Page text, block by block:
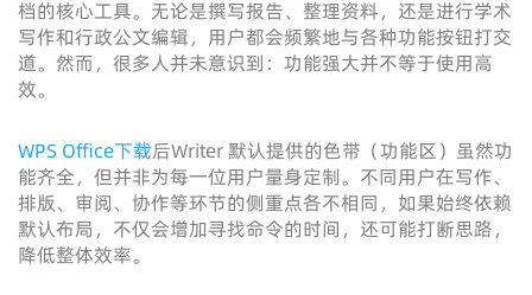
档的核心工具。无论是撰写报告、整理资料，还是进行学术
写作和行政公文编辑，用户都会频繁地与各种功能按钮打交
道。然而，很多人并未意识到：功能强大并不等于使用高
效。
WPS Office下载后Writer 默认提供的色带（功能区）虽然功
能齐全，但并非为每一位用户量身定制。不同用户在写作、
排版、审阅、协作等环节的侧重点各不相同，如果始终依赖
默认布局，不仅会增加寻找命令的时间，还可能打断思路，
降低整体效率。